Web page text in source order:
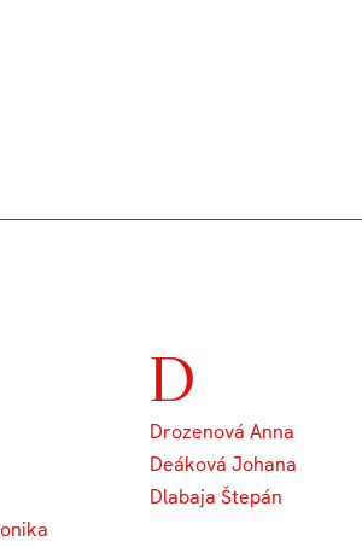
D
Drozenová Anna
Deáková Johana
Dlabaja Štepán